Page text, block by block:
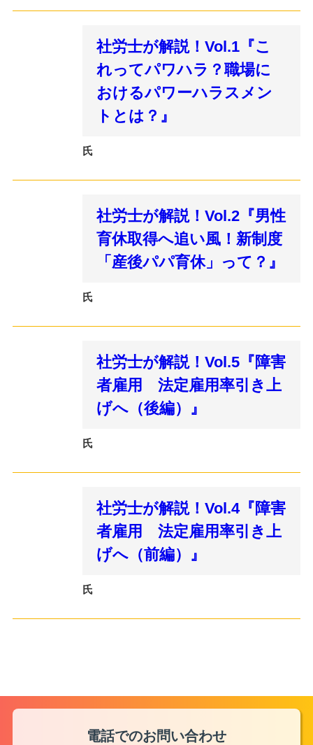
社労士が解説！Vol.1『こ
れってパワハラ？職場に
おけるパワーハラスメン
トとは？』
氏
社労士が解説！Vol.2『男性
育休取得へ追い風！新制度
「産後パパ育休」って？』
氏
社労士が解説！Vol.5『障害
者雇用 法定雇用率引き上
げへ（後編）』
氏
社労士が解説！Vol.4『障害
者雇用 法定雇用率引き上
げへ（前編）』
氏
電話でのお問い合わせ